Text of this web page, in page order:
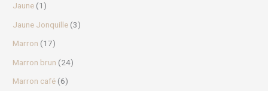
Jaune (1)
Jaune Jonquille (3)
Marron (17)
Marron brun (24)
Marron café (6)